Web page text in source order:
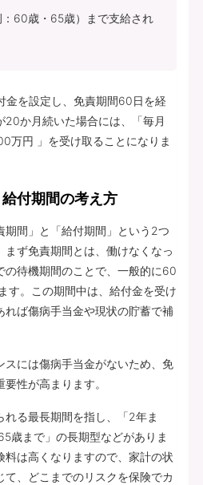
60歳・65歳）まで支給され
金を設定し、免責期間60日を経
20か月続いた場合には、「毎月
万円 」を受け取ることになりま
付期間の考え方
期間」と「給付期間」という2つ
ず免責期間とは、働けなくなっ
の待機期間のことで、一般的に60
す。この期間中は、給付金を受け
れば傷病手当金や現状の貯蓄で補
スには傷病手当金がないため、免
性が高まります。
る最長期間を指し、「2年ま
歳まで」の長期型などがありま
は高くなりますので、家計の状
、どこまでのリスクを保険でカ